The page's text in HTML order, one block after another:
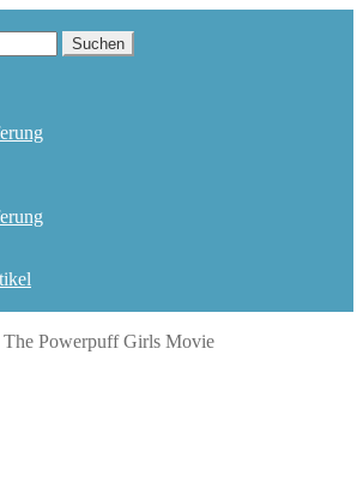
Suchen
Powerpuff Girls Movie